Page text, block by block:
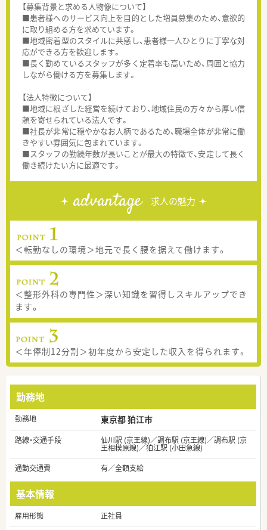
【募集背景と求める人物像について】
■患者様へのサービス向上を目的とした増員募集のため、意欲的
に取り組める方を求めています。
■地域密着型のスタイルに共感し、患者様一人ひとりに丁寧な対
応ができる方を歓迎します。
■長く勤めているスタッフが多く定着率も高いため、周囲と協力
しながら働ける方を募集します。
【法人特徴について】
■地域に根ざした経営を続けており、地域住民の方々から厚い信
頼を寄せられている法人です。
■社長が非常に穏やかなお人柄であるため、職場全体が非常に働
きやすい雰囲気に包まれています。
■スタッフの勤続年数が長いことが最大の特徴で、安定して長く
働き続けたい方に最適です。
advantage 求人の魅力
＜転勤なしの環境＞地元で長く腰を据えて働けます。
＜整形外科の専門性＞深い知識を習得しスキルアップでき
ます。
＜年俸制12分割＞初年度から安定した収入を得られます。
勤務地
勤務地 東京都 狛江市
路線・交通手段 仙川駅 (京王線)／調布駅 (京王線)／調布駅 (京
王相模原線)／狛江駅 (小田急線)
通勤交通費
有／全額支給
基本情報
雇用形態
正社員